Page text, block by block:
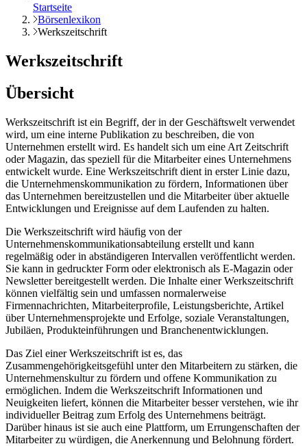
Startseite
Börsenlexikon
Werkszeitschrift
Werkszeitschrift
Übersicht
Werkszeitschrift ist ein Begriff, der in der Geschäftswelt verwendet
wird, um eine interne Publikation zu beschreiben, die von
Unternehmen erstellt wird. Es handelt sich um eine Art Zeitschrift
oder Magazin, das speziell für die Mitarbeiter eines Unternehmens
entwickelt wurde. Eine Werkszeitschrift dient in erster Linie dazu,
die Unternehmenskommunikation zu fördern, Informationen über
das Unternehmen bereitzustellen und die Mitarbeiter über aktuelle
Entwicklungen und Ereignisse auf dem Laufenden zu halten.
Die Werkszeitschrift wird häufig von der
Unternehmenskommunikationsabteilung erstellt und kann
regelmäßig oder in abständigeren Intervallen veröffentlicht werden.
Sie kann in gedruckter Form oder elektronisch als E-Magazin oder
Newsletter bereitgestellt werden. Die Inhalte einer Werkszeitschrift
können vielfältig sein und umfassen normalerweise
Firmennachrichten, Mitarbeiterprofile, Leistungsberichte, Artikel
über Unternehmensprojekte und Erfolge, soziale Veranstaltungen,
Jubiläen, Produkteinführungen und Branchenentwicklungen.
Das Ziel einer Werkszeitschrift ist es, das
Zusammengehörigkeitsgefühl unter den Mitarbeitern zu stärken, die
Unternehmenskultur zu fördern und offene Kommunikation zu
ermöglichen. Indem die Werkszeitschrift Informationen und
Neuigkeiten liefert, können die Mitarbeiter besser verstehen, wie ihr
individueller Beitrag zum Erfolg des Unternehmens beiträgt.
Darüber hinaus ist sie auch eine Plattform, um Errungenschaften der
Mitarbeiter zu würdigen, die Anerkennung und Belohnung fördert.